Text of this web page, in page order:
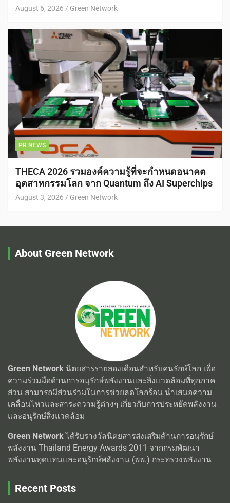
August 6, 2026 Green Network
PR NEWS
THECA 2026 รวมองค์ความรู้ที่จะกำหนดอนาคต
อุตสาหกรรมโลก จาก Quantum ถึง AI Superchips
August 3, 2026 Green Network
About Green Network
Green Network นิตยสารรายสองเดือนสำหรับคนรักษ์โลก เพื่อ
ความร่วมมือด้านการอนุรักษ์พลังงานและสิ่งแวดล้อมที่ทุกภาค
ส่วน สามารถมีส่วนร่วมในการช่วยลดโลกร้อน นำเสนอความ
เคลื่อนไหวและสาระความรู้ต่างๆ เกี่ยวกับการประหยัดพลังงาน
และอนุรักษ์สิ่งแวดล้อม
Green Networkได้รับรางวัลนิตยสารส่งเสริมด้านการอนุรักษ์
พลังงาน Thailand Energy Awards 2011 จากกรมพัฒนา
พลังงานทุดแทนและอนุรักษ์พลังงาน (พพ.) กระทรวงพลังงาน
Recent Posts